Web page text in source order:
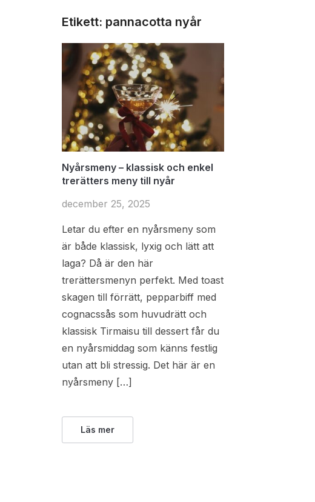
Etikett: pannacotta nyår
Nyårsmeny – klassisk och enkel
trerätters meny till nyår
december 25, 2025
Letar du efter en nyårsmeny som
är både klassisk, lyxig och lätt att
laga? Då är den här
trerättersmenyn perfekt. Med toast
skagen till förrätt, pepparbiff med
cognacssås som huvudrätt och
klassisk Tirmaisu till dessert får du
en nyårsmiddag som känns festlig
utan att bli stressig. Det här är en
nyårsmeny […]
Läs mer